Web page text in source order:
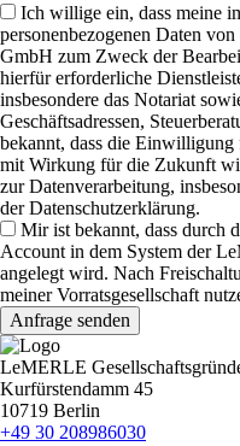
Ich willige ein, dass meine
personenbezogenen Daten
GmbH zum Zweck der
hierfür erforderliche
insbesondere das Notariat
Geschäftsadressen,
bekannt, dass die
mit Wirkung für die Zukunft
zur Datenverarbeitung,
der Datenschutzerklärung.
Mir ist bekannt, dass durch
Account in dem System der
angelegt wird. Nach
meiner Vorratsgesellschaft
LeMERLE
Kurfürstendamm 45
10719 Berlin
+49 30 208986030